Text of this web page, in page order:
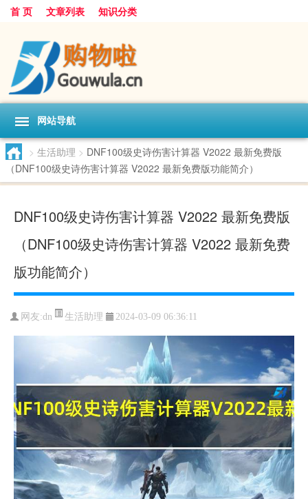
首 页 文章列表 知识分类
网站导航
> 生活助理 > DNF100级史诗伤害计算器 V2022 最新免费版
（DNF100级史诗伤害计算器 V2022 最新免费版功能简介）
DNF100级史诗伤害计算器 V2022 最新免费版
（DNF100级史诗伤害计算器 V2022 最新免费
版功能简介）
网友:dn 生活助理 2024-03-09 06:36:11